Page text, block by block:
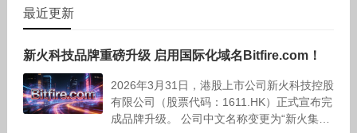
最近更新
新火科技品牌重磅升级 启用国际化域名Bitfire.com！
2026年3月31日，港股上市公司新火科技控股
有限公司（股票代码：1611.HK）正式宣布完
成品牌升级。 公司中文名称变更为“新火集团